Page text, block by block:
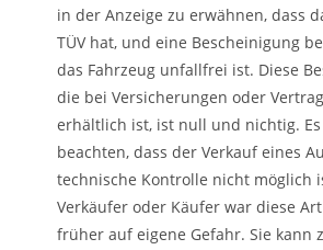
in der Anzeige zu erwähnen, dass
TÜV hat, und eine Bescheinigung
das Fahrzeug unfallfrei ist. Diese
die bei Versicherungen oder
erhältlich ist, ist null und nichtig.
beachten, dass der Verkauf eines
technische Kontrolle nicht möglich
Verkäufer oder Käufer war diese
früher auf eigene Gefahr. Sie kann